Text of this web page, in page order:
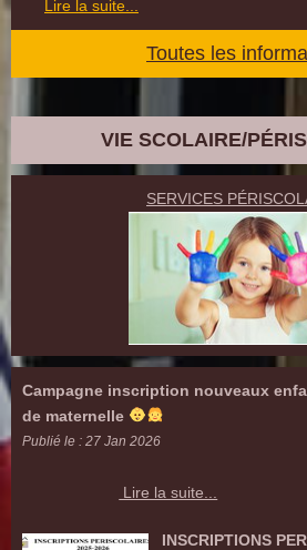
Lire la suite...
Toutes les
VIE SCOLAIRE/
SERVICES
Campagne inscription nouveaux
de maternelle
Publié le : 27 Jan 2026
Lire la suite...
INSCRIPTIONS